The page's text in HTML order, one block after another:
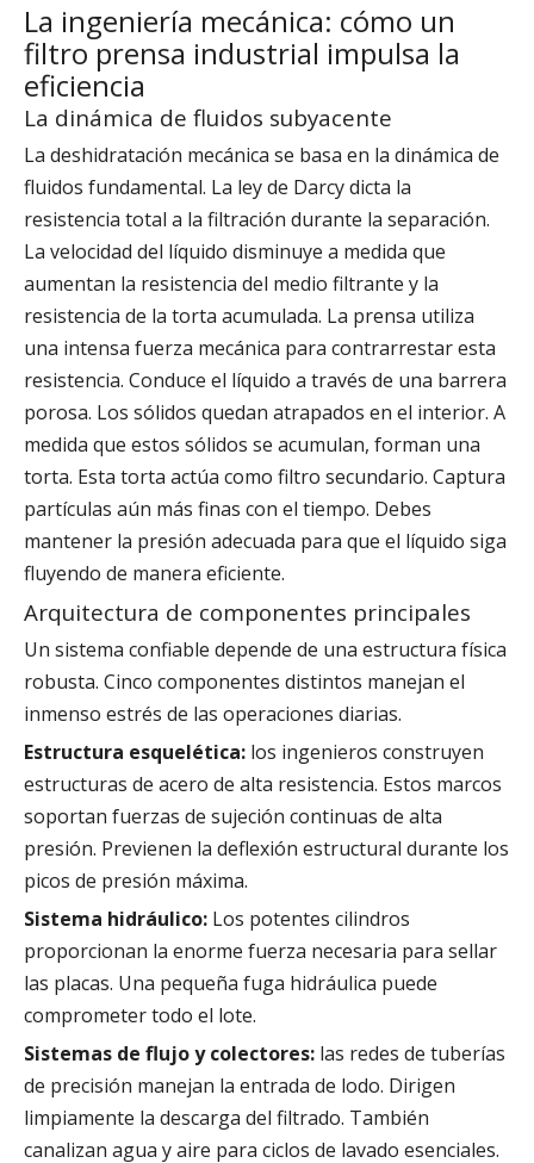
La ingeniería mecánica: cómo un
filtro prensa industrial impulsa la
eficiencia
La dinámica de fluidos subyacente
La deshidratación mecánica se basa en la dinámica de
fluidos fundamental. La ley de Darcy dicta la
resistencia total a la filtración durante la separación.
La velocidad del líquido disminuye a medida que
aumentan la resistencia del medio filtrante y la
resistencia de la torta acumulada. La prensa utiliza
una intensa fuerza mecánica para contrarrestar esta
resistencia. Conduce el líquido a través de una barrera
porosa. Los sólidos quedan atrapados en el interior. A
medida que estos sólidos se acumulan, forman una
torta. Esta torta actúa como filtro secundario. Captura
partículas aún más finas con el tiempo. Debes
mantener la presión adecuada para que el líquido siga
fluyendo de manera eficiente.
Arquitectura de componentes principales
Un sistema confiable depende de una estructura física
robusta. Cinco componentes distintos manejan el
inmenso estrés de las operaciones diarias.
Estructura esquelética: los ingenieros construyen
estructuras de acero de alta resistencia. Estos marcos
soportan fuerzas de sujeción continuas de alta
presión. Previenen la deflexión estructural durante los
picos de presión máxima.
Sistema hidráulico: Los potentes cilindros
proporcionan la enorme fuerza necesaria para sellar
las placas. Una pequeña fuga hidráulica puede
comprometer todo el lote.
Sistemas de flujo y colectores: las redes de tuberías
de precisión manejan la entrada de lodo. Dirigen
limpiamente la descarga del filtrado. También
canalizan agua y aire para ciclos de lavado esenciales.